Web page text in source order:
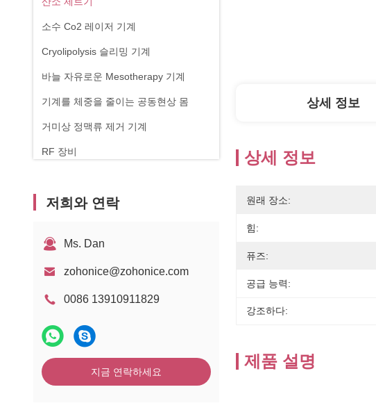
소수 Co2 레이저 기계
Cryolipolysis 슬리밍 기계
바늘 자유로운 Mesotherapy 기계
기계를 체중을 줄이는 공동현상 몸
거미상 정맥류 제거 기계
RF 장비
1470nm 다이오드 레이저
저희와 연락
Ms. Dan
zohonice@zohonice.com
0086 13910911829
지금 연락하세요
상세 정보
상세 정보
원래 장소:
힘:
퓨즈:
공급 능력:
강조하다:
제품 설명